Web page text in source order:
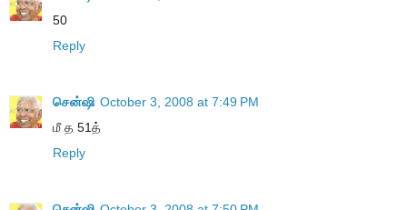
50
Reply
சென்ஷி October 3, 2008 at 7:49 PM
மீ த 51த்
Reply